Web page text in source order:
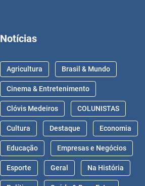
Notícias
Agricultura Brasil & Mundo
Cinema & Entretenimento
Clóvis Medeiros COLUNISTAS
Cultura Destaque Economia
Educação Empresas e Negócios
Esporte Geral Na História